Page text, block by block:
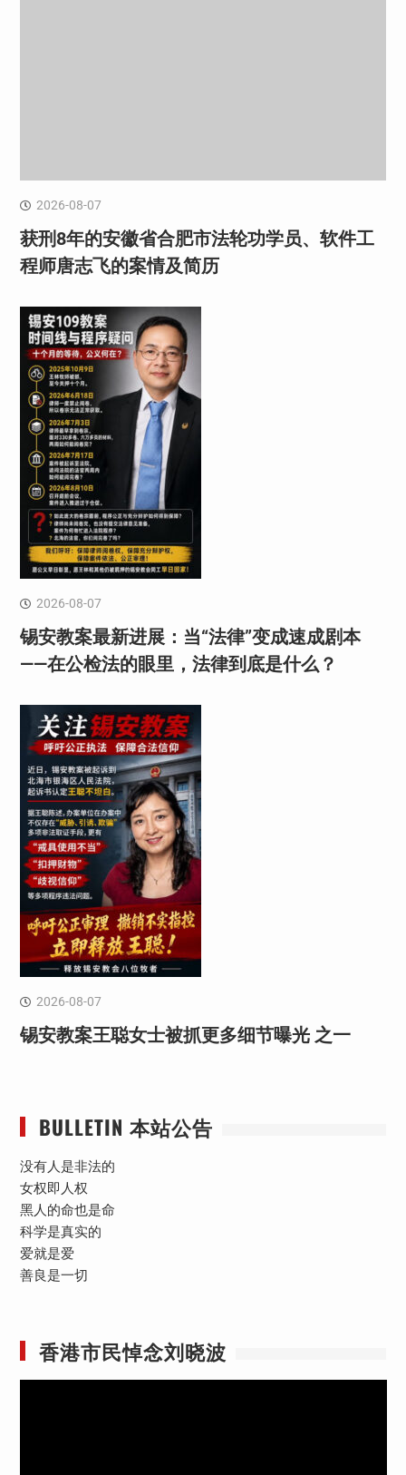
2026-08-07
获刑8年的安徽省合肥市法轮功学员、软件工
程师唐志飞的案情及简历
2026-08-07
锡安教案最新进展：当“法律”变成速成剧本
——在公检法的眼里，法律到底是什么？
2026-08-07
锡安教案王聪女士被抓更多细节曝光 之一
BULLETIN 本站公告
没有人是非法的
女权即人权
黑人的命也是命
科学是真实的
爱就是爱
善良是一切
香港市民悼念刘晓波